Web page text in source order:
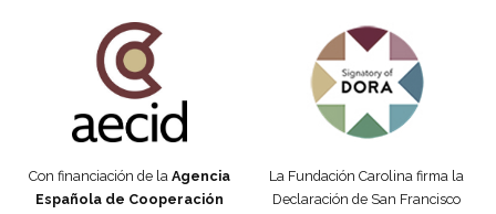
Con financiación de la Agencia
Española de Cooperación
La Fundación Carolina firma la
Declaración de San Francisco